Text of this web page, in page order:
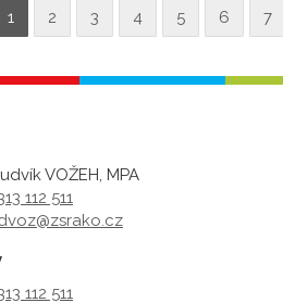
1 2 3 4 5 6 7
VOŽEH, MPA
112 511
112 511